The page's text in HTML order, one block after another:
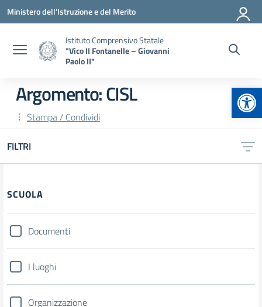
Vai ai contenuti
Vai al menu di navigazione
Vai al footer
Ministero dell'Istruzione e del Merito
Istituto Comprensivo Statale
"Vico II Fontanelle – Giovanni
Paolo II"
Argomento: CISL
Stampa / Condividi
FILTRI
Filtri
SCUOLA
Documenti
I luoghi
Organizzazione